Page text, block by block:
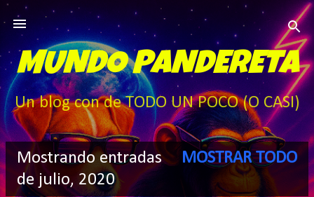
Ir al contenido principal
MUNDO PANDERETA
Un blog con de TODO UN POCO (O CASI)
E
Mostrando entradas
de julio, 2020
MOSTRAR TODO